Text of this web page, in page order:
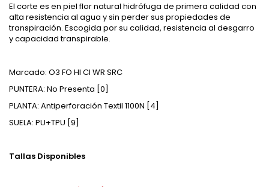
El corte es en piel flor natural hidrófuga de primera calidad con
alta resistencia al agua y sin perder sus propiedades de
transpiración. Escogida por su calidad, resistencia al desgarro
y capacidad transpirable.
Marcado: O3 FO HI CI WR SRC
PUNTERA: No Presenta [0]
PLANTA: Antiperforación Textil 1100N [4]
SUELA: PU+TPU [9]
Tallas Disponibles